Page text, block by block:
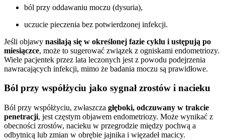
ból przy oddawaniu moczu (dysuria),
uczucie pieczenia bez potwierdzonej infekcji.
Jeśli objawy nasilają się w określonej fazie cyklu i ustępują po
miesiączce, może to sugerować związek z ogniskami endometriozy.
Wiele pacjentek przez lata leczonych jest z powodu podejrzenia
nawracających infekcji, mimo że badania moczu są prawidłowe.
Ból przy współżyciu jako sygnał zrostów i nacieku
Ból przy współżyciu, zwłaszcza głęboki, odczuwany w trakcie
penetracji, jest częstym objawem endometriozy. Może wynikać z
obecności zrostów, nacieku w przegrodzie między pochwą a
odbytnicą lub zmian w obrębie jajnika i więzadeł macicy.